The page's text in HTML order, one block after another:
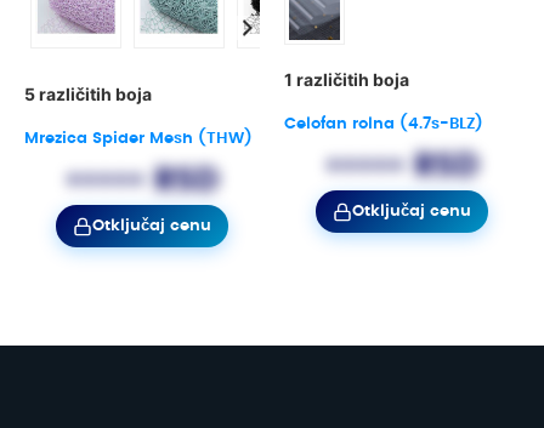
5 različitih boja
Mrezica Spider Mesh (THW)
••••• RSD
Otključaj cenu
1 različitih boja
Celofan rolna (4.7s-BLZ)
••••• RSD
Otključaj cenu